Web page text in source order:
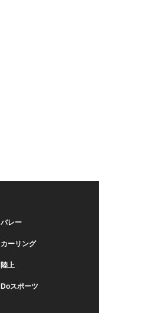
バレー
カーリング
陸上
Doスポーツ